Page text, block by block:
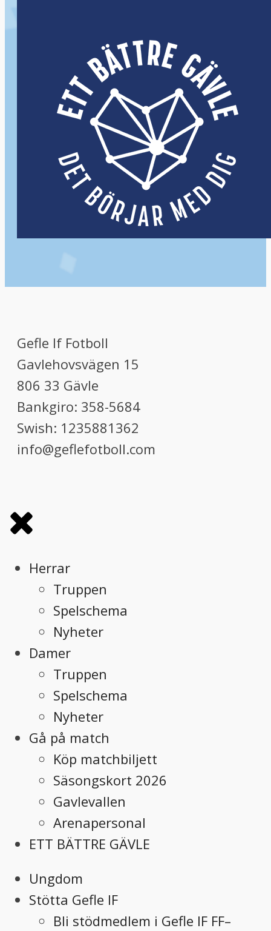
Gefle If Fotboll
Gavlehovsvägen 15
806 33 Gävle
Bankgiro: 358-5684
Swish: 1235881362
info@geflefotboll.com
Herrar
Truppen
Spelschema
Nyheter
Damer
Truppen
Spelschema
Nyheter
Gå på match
Köp matchbiljett
Säsongskort 2026
Gavlevallen
Arenapersonal
ETT BÄTTRE GÄVLE
Ungdom
Stötta Gefle IF
Bli stödmedlem i Gefle IF FF–